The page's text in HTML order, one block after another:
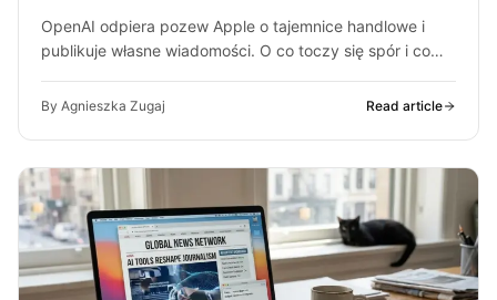
OpenAI odpiera pozew Apple o tajemnice handlowe i
publikuje własne wiadomości. O co toczy się spór i co
By Agnieszka Zugaj Read article